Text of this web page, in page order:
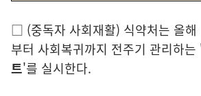
□ (중독자 사회재활) 식약처는 올
부터 사회복귀까지 전주기 관리하는
트'를 실시한다.